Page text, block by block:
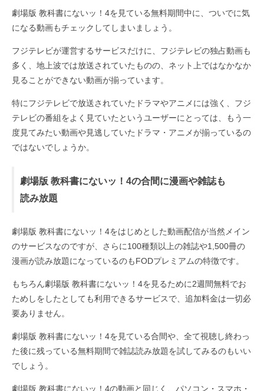
劇場版 教科書にないッ！4を見ている無料期間中に、ついでに気
になる動画もチェックしてしまいましょう。
フジテレビが運営するサービスだけに、フジテレビの独占動画も
多く、地上波では放送されていたものの、ネット上ではなかなか
見ることができない動画が揃っています。
特にフジテレビで放送されていたドラマやアニメには強く、フジ
テレビの番組をよく見ていたというユーザーにとっては、もう一
度見てみたい動画や見逃していたドラマ・アニメが揃っているの
ではないでしょうか。
劇場版 教科書にないッ！4の合間に漫画や雑誌も
読み放題
劇場版 教科書にないッ！4をはじめとした動画配信が当然メイン
のサービスなのですが、さらに100種類以上の雑誌や1,500冊の
漫画が読み放題になっているのもFODプレミアムの特徴です。
もちろん劇場版 教科書にないッ！4を見るために2週間無料でお
ためしをしたとしても利用できるサービスで、追加料金は一切必
要ありません。
劇場版 教科書にないッ！4を見ている合間や、全て視聴し終わっ
た後に残っている無料期間で雑誌読み放題を試してみるのもいい
でしょう。
劇場版 教科書にないッ！4の動画と同じく、パソコン・スマホ・